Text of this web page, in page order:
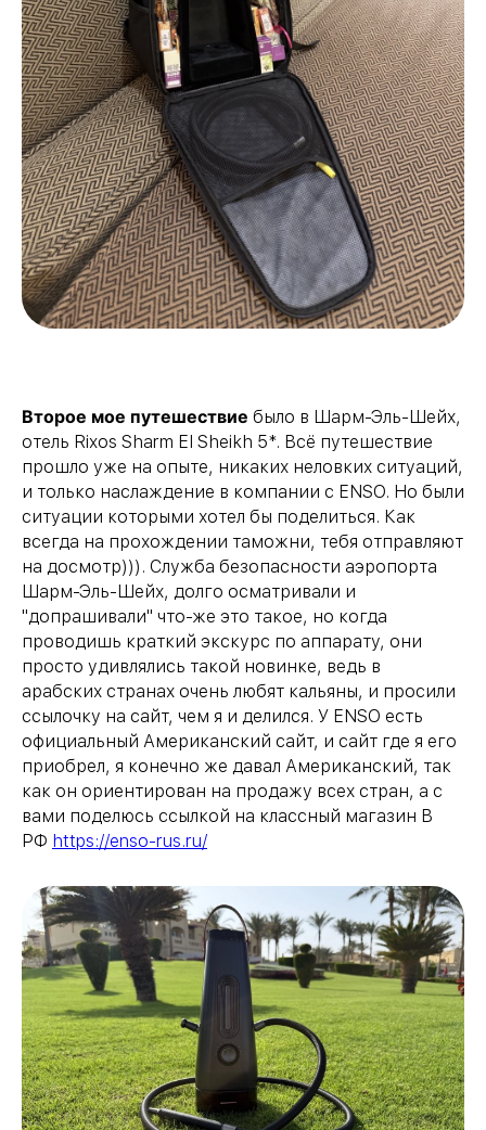
Второе мое путешествие было в Шарм-Эль-Шейх,
отель Rixos Sharm El Sheikh 5*. Всё путешествие
прошло уже на опыте, никаких неловких ситуаций,
и только наслаждение в компании с ENSO. Но были
ситуации которыми хотел бы поделиться. Как
всегда на прохождении таможни, тебя отправляют
на досмотр))). Служба безопасности аэропорта
Шарм-Эль-Шейх, долго осматривали и
"допрашивали" что-же это такое, но когда
проводишь краткий экскурс по аппарату, они
просто удивлялись такой новинке, ведь в
арабских странах очень любят кальяны, и просили
ссылочку на сайт, чем я и делился. У ENSO есть
официальный Американский сайт, и сайт где я его
приобрел, я конечно же давал Американский, так
как он ориентирован на продажу всех стран, а с
вами поделюсь ссылкой на классный магазин В
РФ https://enso-rus.ru/